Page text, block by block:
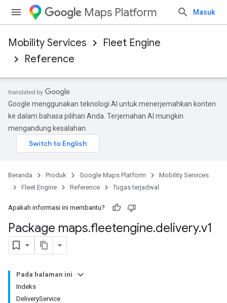
Maps Platform Masuk
Mobility Services
Fleet Engine
Reference
Google menggunakan teknologi AI untuk menerjemahkan konten
ke dalam bahasa pilihan Anda. Terjemahan AI mungkin
mengandung kesalahan.
Beranda Produk Google Maps Platform
Mobility Services
Fleet Engine
Reference Tugas terjadwal
Apakah informasi ini membantu?
Package maps.fleetengine.delivery.v1
Pada halaman ini
Indeks
DeliveryService